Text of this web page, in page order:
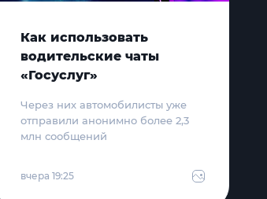
Как использовать
водительские чаты
«Госуслуг»
Через них автомобилисты уже
отправили анонимно более 2,3
млн сообщений
вчера 19:25